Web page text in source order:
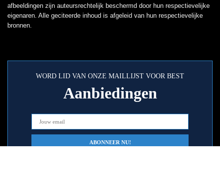
afbeeldingen zijn auteursrechtelijk beschermd door hun respectievelijke
eigenaren. Alle geciteerde inhoud is afgeleid van hun respectievelijke
bronnen.
WORD LID VAN ONZE MAILLIJST VOOR BEST
Aanbiedingen